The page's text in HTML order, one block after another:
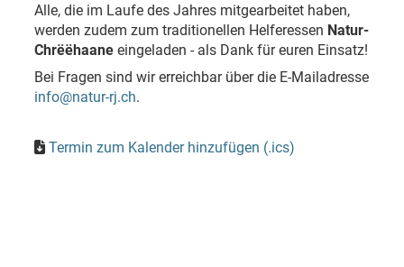
Alle, die im Laufe des Jahres mitgearbeitet haben,
werden zudem zum traditionellen Helferessen Natur-
Chrëëhaane eingeladen - als Dank für euren Einsatz!
Bei Fragen sind wir erreichbar über die E-Mailadresse
info@natur-rj.ch.
Termin zum Kalender hinzufügen (.ics)